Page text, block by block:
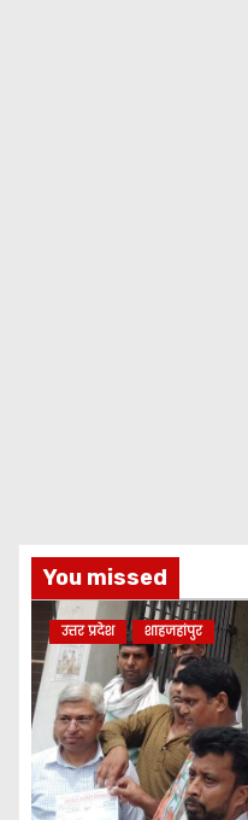
You missed
उत्तर प्रदेश शाहजहांपुर